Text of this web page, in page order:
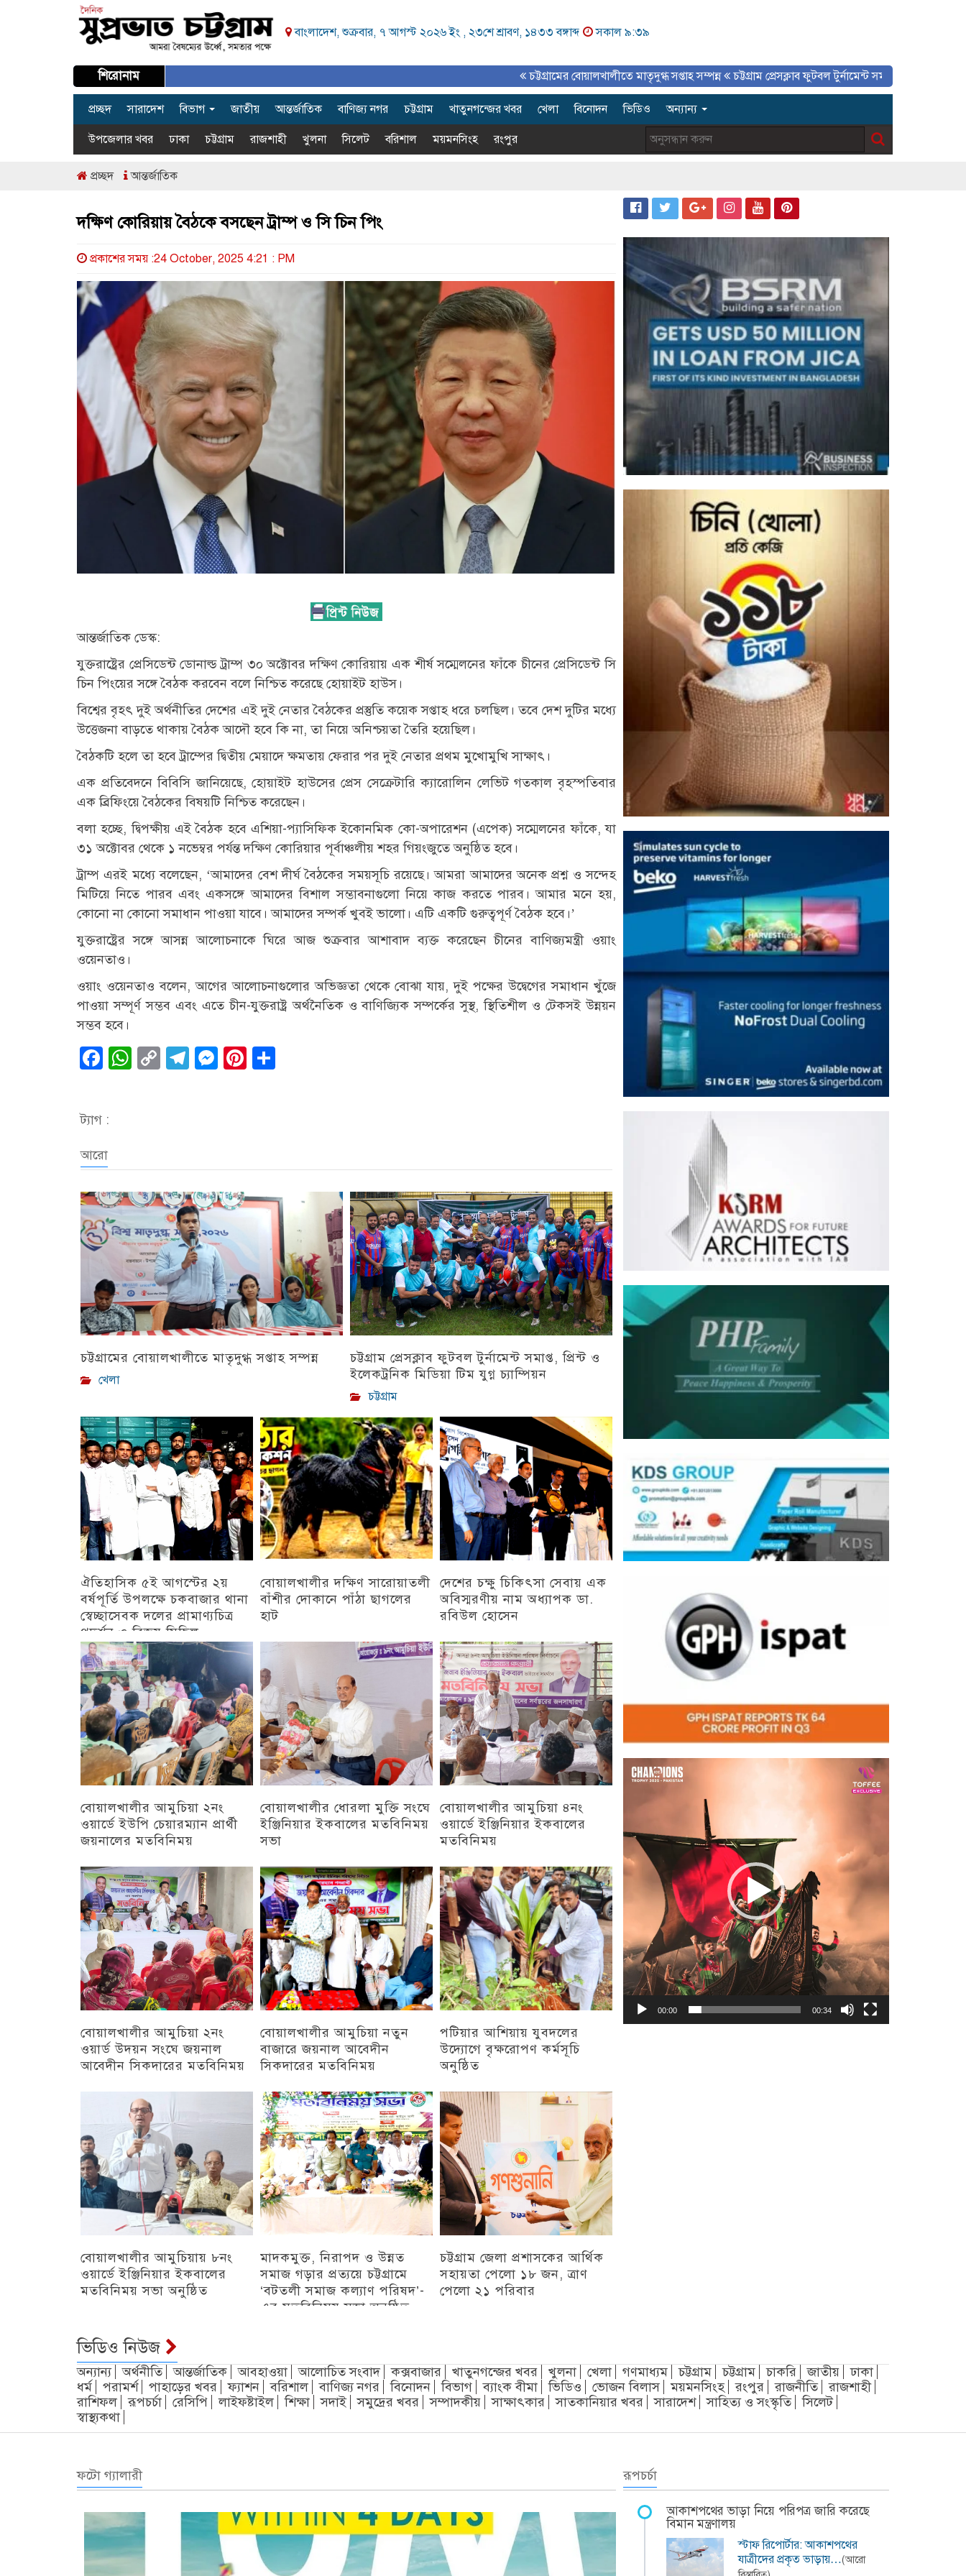
বাংলাদেশ, শুক্রবার, ৭ আগস্ট ২০২৬ ইং , ২৩শে শ্রাবণ, ১৪৩৩ বঙ্গাব্দ সকাল ৯:৩৯
শিরোনাম চট্টগ্রামের বোয়ালখালীতে মাতৃদুগ্ধ সপ্তাহ সম্পন্ন চট্টগ্রাম প্রেসক্লাব ফুটবল টুর্নামেন্ট সমাপ্ত, প্রিন্ট ও ইলেকট্রনিক
প্রচ্ছদ সারাদেশ বিভাগ জাতীয় আন্তর্জাতিক বাণিজ্য নগর চট্টগ্রাম খাতুনগন্জের খবর খেলা বিনোদন ভিডিও অন্যান্য
উপজেলার খবর ঢাকা চট্টগ্রাম রাজশাহী খুলনা সিলেট বরিশাল ময়মনসিংহ রংপুর
প্রচ্ছদ আন্তর্জাতিক
দক্ষিণ কোরিয়ায় বৈঠকে বসছেন ট্রাম্প ও সি চিন পিং
প্রকাশের সময় :24 October, 2025 4:21 : PM
আন্তর্জাতিক ডেস্ক:
যুক্তরাষ্ট্রের প্রেসিডেন্ট ডোনাল্ড ট্রাম্প ৩০ অক্টোবর দক্ষিণ কোরিয়ায় এক শীর্ষ সম্মেলনের ফাঁকে চীনের প্রেসিডেন্ট সি
চিন পিংয়ের সঙ্গে বৈঠক করবেন বলে নিশ্চিত করেছে হোয়াইট হাউস।
বিশ্বের বৃহৎ দুই অর্থনীতির দেশের এই দুই নেতার বৈঠকের প্রস্তুতি কয়েক সপ্তাহ ধরে চলছিল। তবে দেশ দুটির মধ্যে
উত্তেজনা বাড়তে থাকায় বৈঠক আদৌ হবে কি না, তা নিয়ে অনিশ্চয়তা তৈরি হয়েছিল।
বৈঠকটি হলে তা হবে ট্রাম্পের দ্বিতীয় মেয়াদে ক্ষমতায় ফেরার পর দুই নেতার প্রথম মুখোমুখি সাক্ষাৎ।
এক প্রতিবেদনে বিবিসি জানিয়েছে, হোয়াইট হাউসের প্রেস সেক্রেটারি ক্যারোলিন লেভিট গতকাল বৃহস্পতিবার
এক ব্রিফিংয়ে বৈঠকের বিষয়টি নিশ্চিত করেছেন।
বলা হচ্ছে, দ্বিপক্ষীয় এই বৈঠক হবে এশিয়া-প্যাসিফিক ইকোনমিক কো-অপারেশন (এপেক) সম্মেলনের ফাঁকে, যা
৩১ অক্টোবর থেকে ১ নভেম্বর পর্যন্ত দক্ষিণ কোরিয়ার পূর্বাঞ্চলীয় শহর গিয়ংজুতে অনুষ্ঠিত হবে।
ট্রাম্প এরই মধ্যে বলেছেন, ‘আমাদের বেশ দীর্ঘ বৈঠকের সময়সূচি রয়েছে। আমরা আমাদের অনেক প্রশ্ন ও সন্দেহ
মিটিয়ে নিতে পারব এবং একসঙ্গে আমাদের বিশাল সম্ভাবনাগুলো নিয়ে কাজ করতে পারব। আমার মনে হয়,
কোনো না কোনো সমাধান পাওয়া যাবে। আমাদের সম্পর্ক খুবই ভালো। এটি একটি গুরুত্বপূর্ণ বৈঠক হবে।’
যুক্তরাষ্ট্রের সঙ্গে আসন্ন আলোচনাকে ঘিরে আজ শুক্রবার আশাবাদ ব্যক্ত করেছেন চীনের বাণিজ্যমন্ত্রী ওয়াং
ওয়েনতাও।
ওয়াং ওয়েনতাও বলেন, আগের আলোচনাগুলোর অভিজ্ঞতা থেকে বোঝা যায়, দুই পক্ষের উদ্বেগের সমাধান খুঁজে
পাওয়া সম্পূর্ণ সম্ভব এবং এতে চীন-যুক্তরাষ্ট্র অর্থনৈতিক ও বাণিজ্যিক সম্পর্কের সুস্থ, স্থিতিশীল ও টেকসই উন্নয়ন
সম্ভব হবে।
Facebook
WhatsApp
CopyTelegram
Messenger
Pinterest
ট্যাগ :
আরো
চট্টগ্রামের বোয়ালখালীতে মাতৃদুগ্ধ সপ্তাহ সম্পন্ন
খেলা
চট্টগ্রাম প্রেসক্লাব ফুটবল টুর্নামেন্ট সমাপ্ত, প্রিন্ট ও
ইলেকট্রনিক মিডিয়া টিম যুগ্ন চ্যাম্পিয়ন
চট্টগ্রাম
ঐতিহাসিক ৫ই আগস্টের ২য়
বর্ষপূর্তি উপলক্ষে চকবাজার থানা
স্বেচ্ছাসেবক দলের প্রামাণ্যচিত্র
প্রদর্শন ও বিজয় মিছিল
চট্টগ্রাম
বোয়ালখালীর দক্ষিণ সারোয়াতলী
বাঁশীর দোকানে পাঁঠা ছাগলের
হাট
দেশের চক্ষু চিকিৎসা সেবায় এক
অবিস্মরণীয় নাম অধ্যাপক ডা.
রবিউল হোসেন
বোয়ালখালীর আমুচিয়া ২নং
ওয়ার্ডে ইউপি চেয়ারম্যান প্রার্থী
জয়নালের মতবিনিময়
বোয়ালখালীর ধোরলা মুক্তি সংঘে
ইঞ্জিনিয়ার ইকবালের মতবিনিময়
সভা
বোয়ালখালীর আমুচিয়া ৪নং
ওয়ার্ডে ইঞ্জিনিয়ার ইকবালের
মতবিনিময়
বোয়ালখালীর আমুচিয়া ২নং
ওয়ার্ড উদয়ন সংঘে জয়নাল
আবেদীন সিকদারের মতবিনিময়
বোয়ালখালীর আমুচিয়া নতুন
বাজারে জয়নাল আবেদীন
সিকদারের মতবিনিময়
পটিয়ার আশিয়ায় যুবদলের
উদ্যোগে বৃক্ষরোপণ কর্মসূচি
অনুষ্ঠিত
বোয়ালখালীর আমুচিয়ায় ৮নং
ওয়ার্ডে ইঞ্জিনিয়ার ইকবালের
মতবিনিময় সভা অনুষ্ঠিত
মাদকমুক্ত, নিরাপদ ও উন্নত
সমাজ গড়ার প্রত্যয়ে চট্টগ্রামে
‘বটতলী সমাজ কল্যাণ পরিষদ’-
এর মতবিনিময় সভা অনুষ্ঠিত
চট্টগ্রাম জেলা প্রশাসকের আর্থিক
সহায়তা পেলো ১৮ জন, ত্রাণ
পেলো ২১ পরিবার
Video
Player
00:00 00:34
ভিডিও নিউজ
অন্যান্য অর্থনীতি আন্তর্জাতিক আবহাওয়া আলোচিত সংবাদ কক্সবাজার খাতুনগন্জের খবর খুলনা খেলা গণমাধ্যম চট্টগ্রাম চট্টগ্রাম চাকরি জাতীয়
ঢাকা
ধর্ম
পরামর্শ পাহাড়ের খবর ফ্যাশন বরিশাল বাণিজ্য নগর বিনোদন বিভাগ ব্যাংক বীমা ভিডিও ভোজন বিলাস ময়মনসিংহ রংপুর রাজনীতি
রাজশাহী
রাশিফল
রূপচর্চা রেসিপি লাইফষ্টাইল শিক্ষা সদাই সমুদ্রের খবর সম্পাদকীয় সাক্ষাৎকার সাতকানিয়ার খবর সারাদেশ সাহিত্য ও সংস্কৃতি
সিলেট
স্বাস্থ্যকথা
ফটো গ্যালারী রূপচর্চা
আকাশপথের ভাড়া নিয়ে পরিপত্র জারি করেছে
বিমান মন্ত্রণালয়
স্টাফ রিপোর্টার: আকাশপথের
যাত্রীদের প্রকৃত ভাড়ায়…(আরো